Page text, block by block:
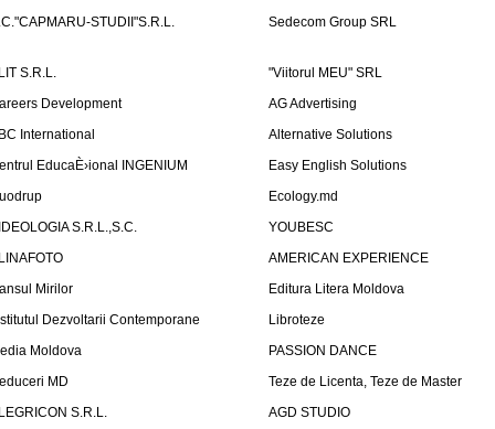
STUDII"S.R.L.
Sedecom Group SRL
S.R.L.
"Viitorul MEU" SRL
Development
AG Advertising
International
Alternative Solutions
EducaÈ›ional INGENIUM
Easy English Solutions
Ecology.md
S.R.L.,S.C.
YOUBESC
AMERICAN EXPERIENCE
Mirilor
Editura Litera Moldova
Dezvoltarii Contemporane
Libroteze
Moldova
PASSION DANCE
MD
Teze de Licenta, Teze de Master
S.R.L.
AGD STUDIO